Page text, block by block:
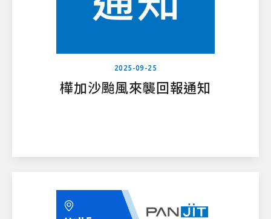
2025-09-25
樺加沙颱風來襲回報通知